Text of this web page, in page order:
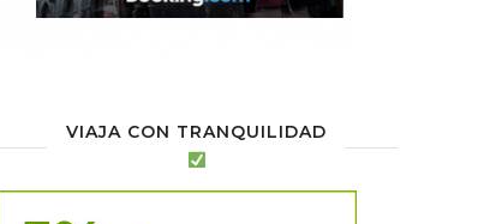
VIAJA CON TRANQUILIDAD